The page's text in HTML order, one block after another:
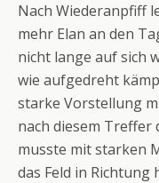
Nach Wiederanpfiff
mehr Elan an den
nicht lange auf sich
wie aufgedreht
starke Vorstellung
nach diesem Treffer
musste mit starken
das Feld in Richtung